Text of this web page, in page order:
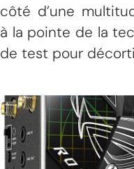
côté d’une
à la pointe de la
de test pour